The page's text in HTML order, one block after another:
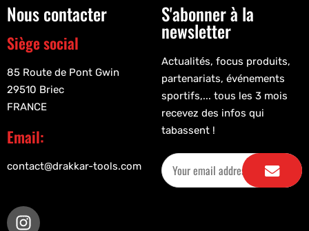
Nous contacter
Siège social
85 Route de Pont Gwin
29510 Briec
FRANCE
Email:
contact@drakkar-tools.com
S'abonner à la
newsletter
Actualités, focus produits,
partenariats, événements
sportifs,... tous les 3 mois
recevez des infos qui
tabassent !